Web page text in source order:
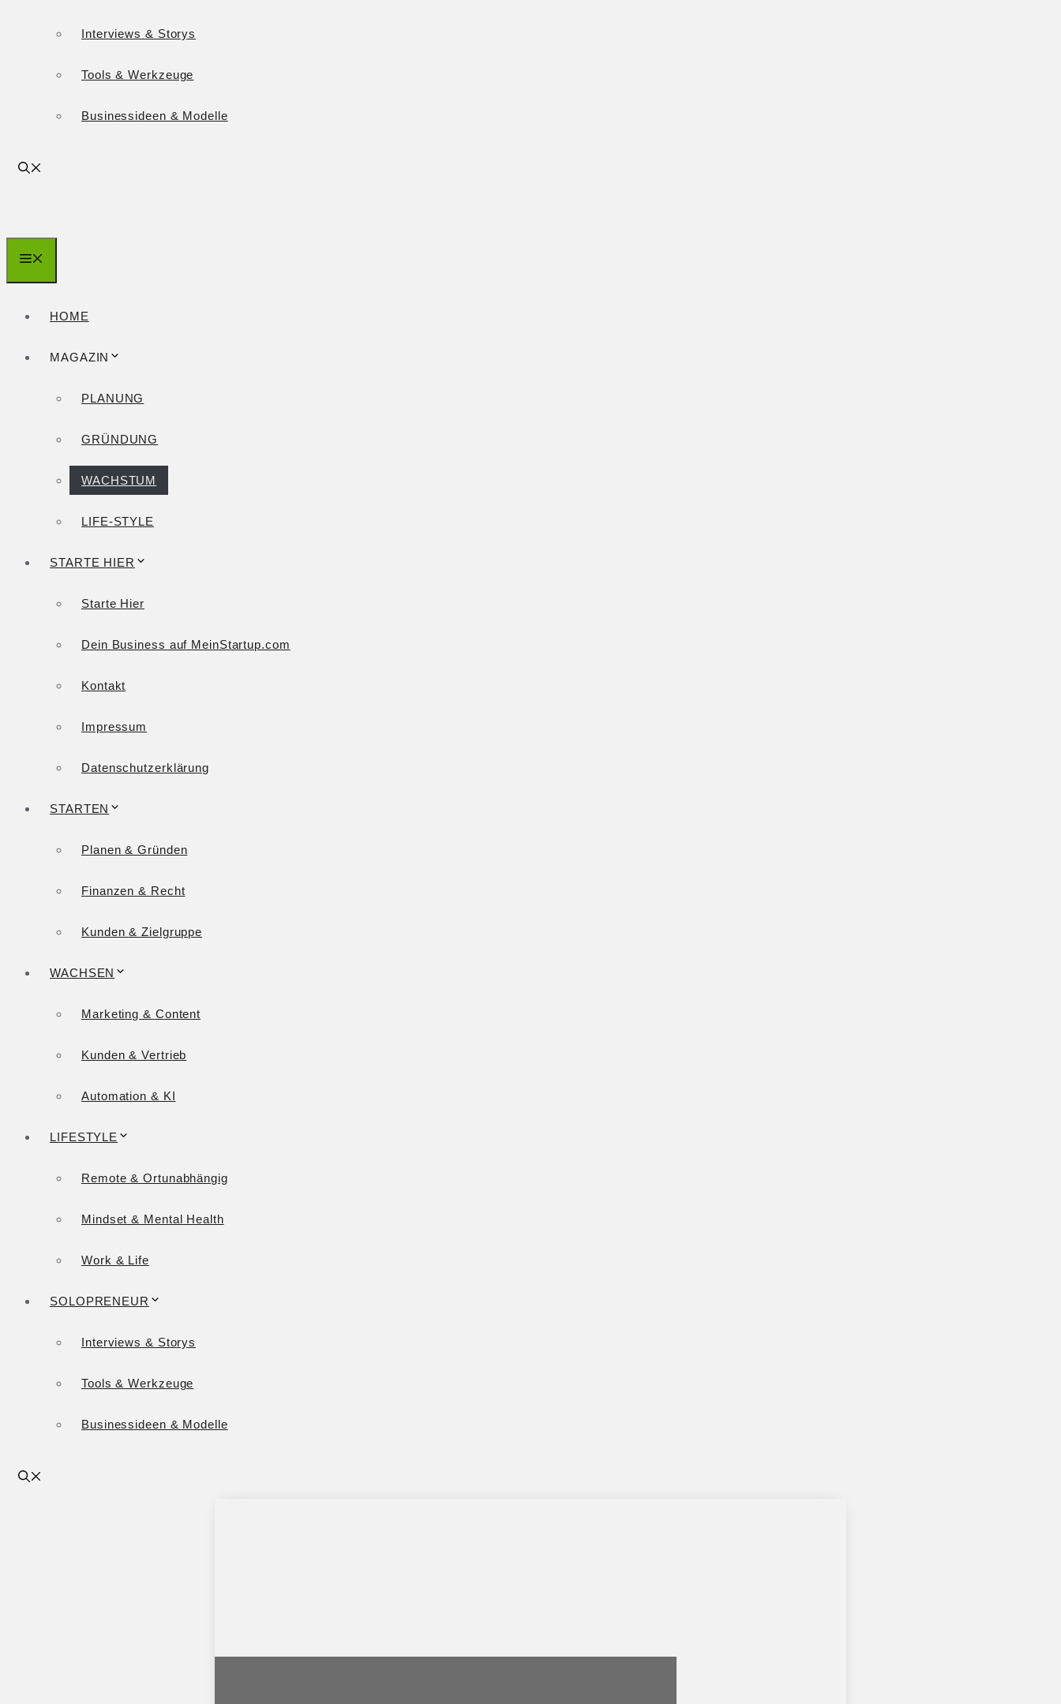
Interviews & Storys
Tools & Werkzeuge
Businessideen & Modelle
HOME
MAGAZIN
PLANUNG
GRÜNDUNG
WACHSTUM
LIFE-STYLE
STARTE HIER
Starte Hier
Dein Business auf MeinStartup.com
Kontakt
Impressum
Datenschutzerklärung
STARTEN
Planen & Gründen
Finanzen & Recht
Kunden & Zielgruppe
WACHSEN
Marketing & Content
Kunden & Vertrieb
Automation & KI
LIFESTYLE
Remote & Ortunabhängig
Mindset & Mental Health
Work & Life
SOLOPRENEUR
Interviews & Storys
Tools & Werkzeuge
Businessideen & Modelle